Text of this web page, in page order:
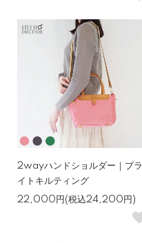
2wayハンドショルダー｜ブラ
イトキルティング
22,000円(税込24,200円)